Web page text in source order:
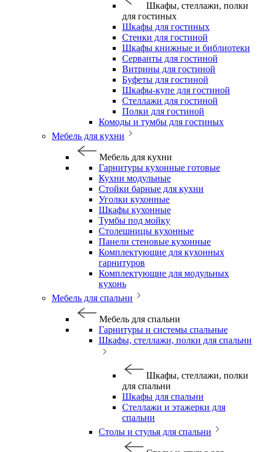
Шкафы, стеллажи, полки
для гостиных
Шкафы для гостиных
Стенки для гостиной
Шкафы книжные и библиотеки
Серванты для гостиной
Витрины для гостиной
Буфеты для гостиной
Шкафы-купе для гостиной
Стеллажи для гостиной
Полки для гостиной
Комоды и тумбы для гостиных
Мебель для кухни
Мебель для кухни
Гарнитуры кухонные готовые
Кухни модульные
Стойки барные для кухни
Уголки кухонные
Шкафы кухонные
Тумбы под мойку
Столешницы кухонные
Панели стеновые кухонные
Комплектующие для кухонных
гарнитуров
Комплектующие для модульных
кухонь
Мебель для спальни
Мебель для спальни
Гарнитуры и системы спальные
Шкафы, стеллажи, полки для спальни
Шкафы, стеллажи, полки
для спальни
Шкафы для спальни
Стеллажи и этажерки для
спальни
Столы и стулья для спальни